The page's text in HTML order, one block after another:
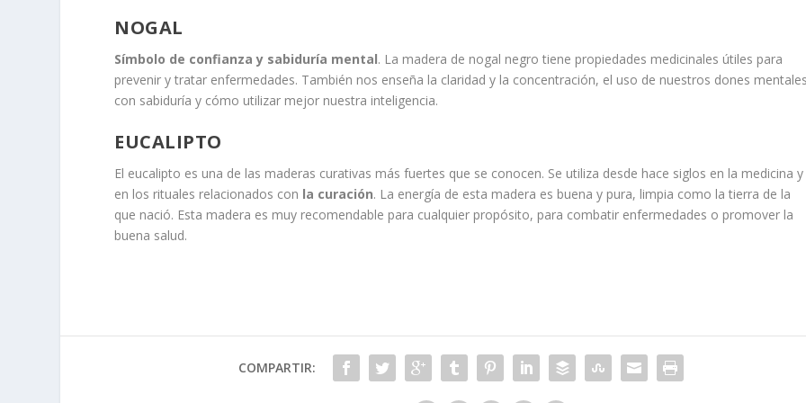
NOGAL
Símbolo de confianza y sabiduría mental. La madera de nogal negro tiene propiedades medicinales útiles para
prevenir y tratar enfermedades. También nos enseña la claridad y la concentración, el uso de nuestros dones
con sabiduría y cómo utilizar mejor nuestra inteligencia.
EUCALIPTO
El eucalipto es una de las maderas curativas más fuertes que se conocen. Se utiliza desde hace siglos en la medicina y
en los rituales relacionados con la curación. La energía de esta madera es buena y pura, limpia como la tierra de la
que nació. Esta madera es muy recomendable para cualquier propósito, para combatir enfermedades o promover la
buena salud.
COMPARTIR: